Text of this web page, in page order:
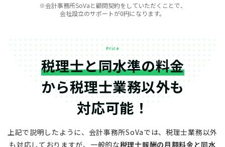
※会計事務所SoVaと顧問契約をしていただくことで、
会社設立のサポートが0円になります。
Price
税理士と同水準の料金
から税理士業務以外も
対応可能！
上記で説明したように、会計事務所SoVaでは、税理士業務以外
も対応しておりますが、 一般的な税理士報酬の月額料金と同水